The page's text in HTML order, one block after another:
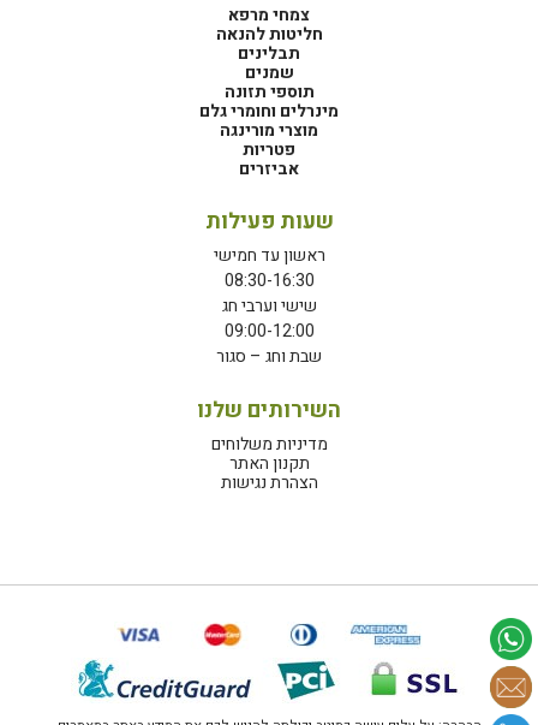
צמחי מרפא
חליטות להנאה
תבלינים
שמנים
תוספי תזונה
מינרלים וחומרי גלם
מוצרי מורינגה
פטריות
אביזרים
שעות פעילות
ראשון עד חמישי
08:30-16:30
שישי וערבי חג
09:00-12:00
שבת וחג – סגור
השירותים שלנו
מדיניות משלוחים
תקנון האתר
הצהרת נגישות